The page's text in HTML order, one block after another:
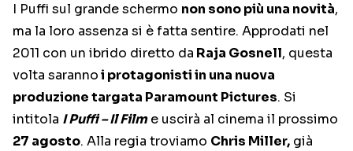
I Puffi sul grande schermo non sono più una novità,
ma la loro assenza si è fatta sentire. Approdati nel
2011 con un ibrido diretto da Raja Gosnell, questa
volta sarannoi protagonisti in una nuova
produzione targata Paramount Pictures. Si
intitola I Puffi – Il Film e uscirà al cinema il prossimo
27 agosto. Alla regia troviamo Chris Miller, già